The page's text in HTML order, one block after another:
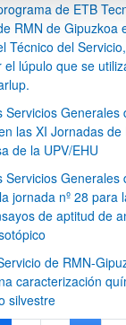
de ETB
RMN de Gipuzkoa
Técnico del
lúpulo que se
Servicios Generales
las XI Jornadas
de la UPV/EHU
Servicios Generales
jornada nº 28 para
de aptitud de
de RMN-
caracterización
silvestre